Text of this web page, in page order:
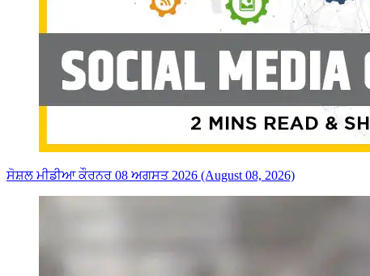
ਸੋਸ਼ਲ ਮੀਡੀਆ ਕੌਰਨਰ 08 ਅਗਸਤ 2026 (August 08, 2026)